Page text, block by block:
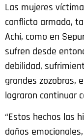
Las mujeres
conflicto armado,
Achí, como en
sufren desde
debilidad,
grandes zozobras,
lograron continuar
“Estos hechos las
daños